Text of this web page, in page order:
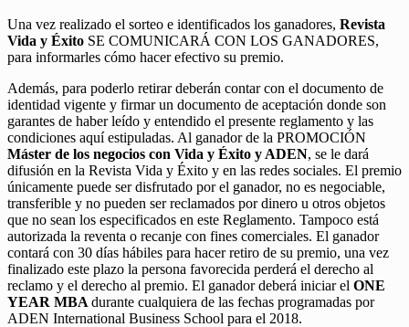
Una vez realizado el sorteo e identificados los ganadores, Revista
Vida y Éxito SE COMUNICARÁ CON LOS GANADORES,
para informarles cómo hacer efectivo su premio.
Además, para poderlo retirar deberán contar con el documento de
identidad vigente y firmar un documento de aceptación donde son
garantes de haber leído y entendido el presente reglamento y las
condiciones aquí estipuladas. Al ganador de la PROMOCIÓN
Máster de los negocios con Vida y Éxito y ADEN, se le dará
difusión en la Revista Vida y Éxito y en las redes sociales. El premio
únicamente puede ser disfrutado por el ganador, no es negociable,
transferible y no pueden ser reclamados por dinero u otros objetos
que no sean los especificados en este Reglamento. Tampoco está
autorizada la reventa o recanje con fines comerciales. El ganador
contará con 30 días hábiles para hacer retiro de su premio, una vez
finalizado este plazo la persona favorecida perderá el derecho al
reclamo y el derecho al premio. El ganador deberá iniciar el ONE
YEAR MBA durante cualquiera de las fechas programadas por
ADEN International Business School para el 2018.